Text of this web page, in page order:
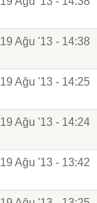
19 Ağu '13 - 14:38
19 Ağu '13 - 14:25
19 Ağu '13 - 14:24
19 Ağu '13 - 13:42